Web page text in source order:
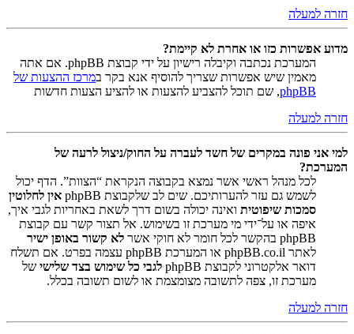
חזרה למעלה
מדוע אפשרות כזו או אחרת לא קיימת?
המערכת נכתבה וקיבלה רישיון על ידי קבוצת phpBB. אם אתה
מאמין שיש אפשרות שצריך להוסיף אנא בקר במרכז ההצעות של
phpBB, שם תוכל להצביע להצעות או להציע הצעות חדשות
חזרה למעלה
למי אני פונה במקרים של חשד לעברה על החוק/ניצול לרעה של
המערכת?
לכל מנהל ראשי אשר נמצא בקבוצה הנקראת “הצוות”. הדף יכול
לשמש גם עזר להערותיכם. שים לב שלקבוצת phpBB
אין לחלוטין
סמכות שיפוטית ואינה יכולה בשום דרך לשאת באחריות לגבי איך,
איפה או על־ידי מי מערכת זו בשימוש. אל תצור קשר עם קבוצת
phpBB בהקשר לכל חומר לא חוקי אשר
לא קשור באופן ישיר
לאתר phpBB.co.il או המערכת phpBB עצמה בפרט. אם תשלח
דואר אלקטרוני לקבוצת phpBB
לגבי כל שימוש בצד שלישי של
מערכת זו, צפה לתשובה מצומצמת או לשום תשובה בכלל.
חזרה למעלה